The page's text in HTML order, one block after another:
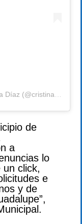
de
a
lo
un click,
e
y de